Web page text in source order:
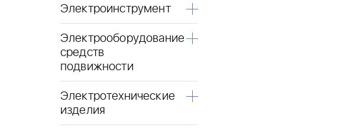
Электроинструмент
Электрооборудование
средств
подвижности
Электротехнические
изделия